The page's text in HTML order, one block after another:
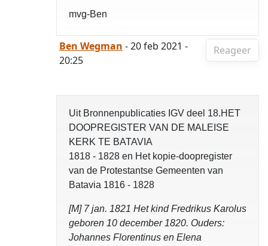
mvg-Ben
Reageer
Ben Wegman - 20 feb 2021 -
20:25
Uit Bronnenpublicaties IGV deel 18.HET
DOOPREGISTER VAN DE MALEISE
KERK TE BATAVIA
1818 - 1828 en Het kopie-doopregister
van de Protestantse Gemeenten van
Batavia 1816 - 1828
[M] 7 jan. 1821 Het kind Fredrikus Karolus
geboren 10 december 1820. Ouders:
Johannes Florentinus en Elena